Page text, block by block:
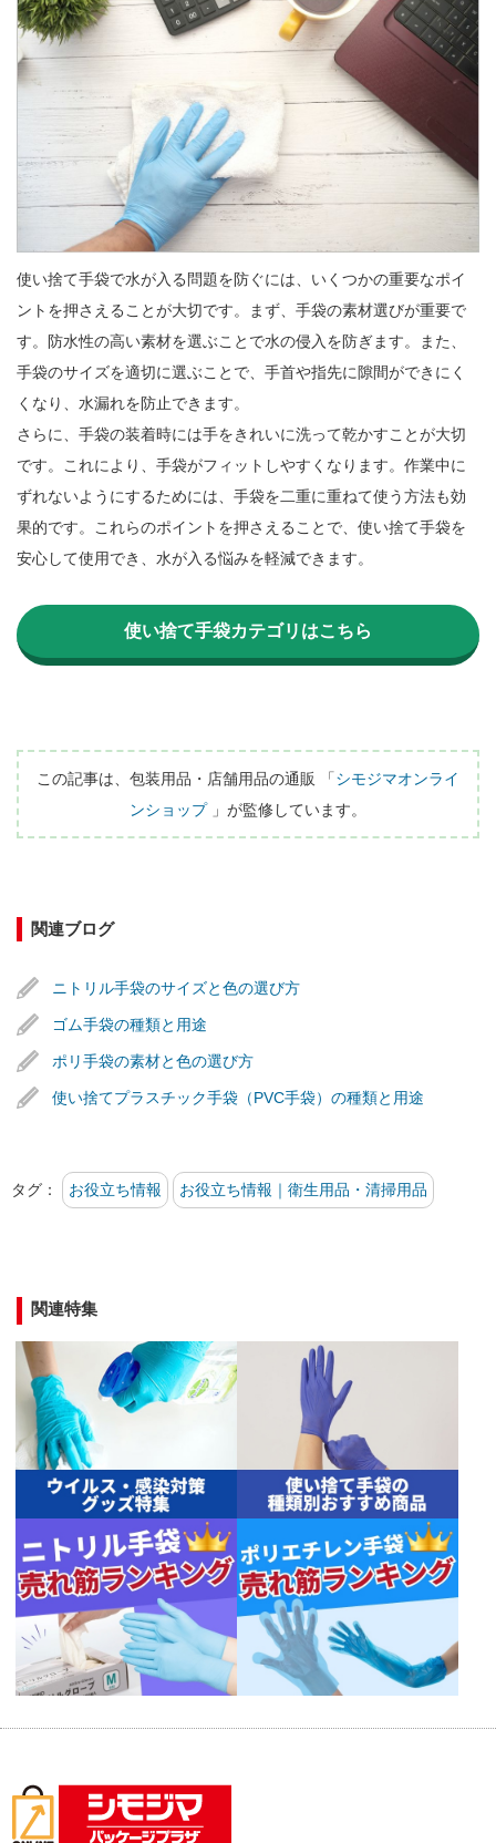
使い捨て手袋で水が入る問題を防ぐには、いくつかの重要なポイ
ントを押さえることが大切です。まず、手袋の素材選びが重要で
す。防水性の高い素材を選ぶことで水の侵入を防ぎます。また、
手袋のサイズを適切に選ぶことで、手首や指先に隙間ができにく
くなり、水漏れを防止できます。
さらに、手袋の装着時には手をきれいに洗って乾かすことが大切
です。これにより、手袋がフィットしやすくなります。作業中に
ずれないようにするためには、手袋を二重に重ねて使う方法も効
果的です。これらのポイントを押さえることで、使い捨て手袋を
安心して使用でき、水が入る悩みを軽減できます。
使い捨て手袋カテゴリはこちら
この記事は、包装用品・店舗用品の通販 「シモジマオンライ
ンショップ 」が監修しています。
関連ブログ
ニトリル手袋のサイズと色の選び方
ゴム手袋の種類と用途
ポリ手袋の素材と色の選び方
使い捨てプラスチック手袋（PVC手袋）の種類と用途
タグ： お役立ち情報 お役立ち情報｜衛生用品・清掃用品
関連特集